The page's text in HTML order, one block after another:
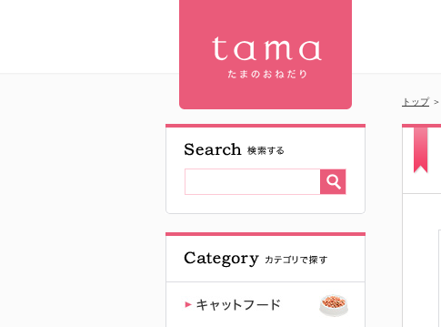
tama 療法食
パウダーフ
ード 腎臓ケ
ア 15g お
試し | プレ
トップ ＞